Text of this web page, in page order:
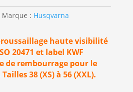
Marque : Husqvarna
haute visibilité
20471 et label KWF
de rembourrage pour le
38 (XS) à 56 (XXL).